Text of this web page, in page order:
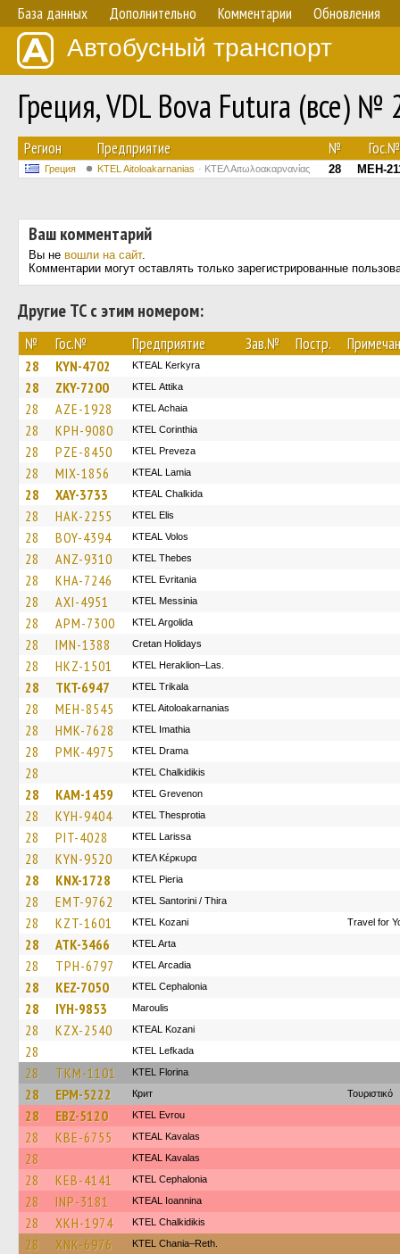
База данных Дополнительно Комментарии Обновления
Автобусный транспорт
Греция, VDL Bova Futura (все) №
Регион Предприятие № Гос.№
Греция KTEL Aitoloakarnanias ΚΤΕΛ Αιτωλοακαρνανίας 28 MEH-
Ваш комментарий
Вы не вошли на сайт.
Комментарии могут оставлять только зарегистрированные
Другие ТС с этим номером:
№ Гос.№ Предприятие Зав.№ Постр.
28 KYN-4702 KTEAL Kerkyra
28 ZKY-7200 KΤΕL Αttika
28 AZE-1928 KTEL Achaia
28 KPH-9080 KTEL Corinthia
28 PZE-8450 KTEL Preveza
28 MIX-1856 KTEAL Lamia
28 XAY-3733 KTEAL Chalkida
28 HAK-2255 KTEL Elis
28 BOY-4394 KTEAL Volos
28 ANZ-9310 KTEL Thebes
28 KHA-7246 ΚΤΕL Evritania
28 AXI-4951 KTEL Messinia
28 APM-7300 KTEL Argolida
28 IMN-1388 Cretan Holidays
28 HKZ-1501 KTEL Heraklion–Las.
28 TKT-6947 ΚΤΕL Τrikala
28 MEH-8545 KTEL Aitoloakarnanias
28 HMK-7628 KTEL Imathia
28 PMK-4975 KTEL Drama
28 ΚΤΕL Chalkidikis
28 KAM-1459 ΚΤΕL Grevenon
28 KYH-9404 KTEL Thesprotia
28 PIT-4028 KTEL Larissa
28 KYN-9520 ΚΤΕΛ Κέρκυρα
28 KNX-1728 KTEL Pieria
28 EMT-9762 KTEL Santorini / Thira
28 KZT-1601 ΚΤΕL Kozani Travel for
28 ATK-3466 KTEL Arta
28 TPH-6797 KTEL Arcadia
28 KEZ-7050 KTEL Cephalonia
28 IYH-9853 Maroulis
28 KZX-2540 KTEAL Kozani
28 KTEL Lefkada
28 TKM-1101 KTEL Florina
28 EPM-5222 Крит Τουριστικό
28 EBZ-5120 KTEL Evrou
28 KBE-6755 KTEAL Kavalas
28 KTEAL Kavalas
28 KEB-4141 KTEL Cephalonia
28 INP-3181 KTEAL Ioannina
28 XKH-1974 ΚΤΕL Chalkidikis
28 XNK-6976 KTEL Chania–Reth.